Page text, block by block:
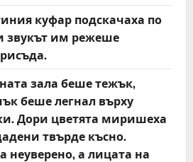
куфар подскачаха по
звукът им режеше
зала беше тежък,
беше легнал върху
Дори цветята миришеха
твърде късно.
неуверено, а лицата на